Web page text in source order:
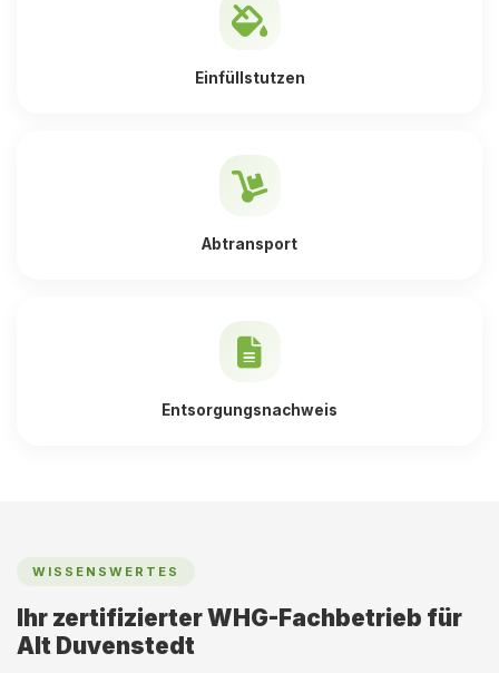
Einfüllstutzen
Abtransport
Entsorgungsnachweis
WISSENSWERTES
Ihr zertifizierter WHG-Fachbetrieb für
Alt Duvenstedt